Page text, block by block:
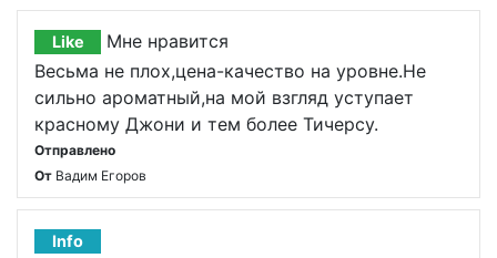
Like
Мне нравится
Весьма не плох,цена-качество на уровне.Не
сильно ароматный,на мой взгляд уступает
красному Джони и тем более Тичерсу.
Отправлено
От Вадим Егоров
Info